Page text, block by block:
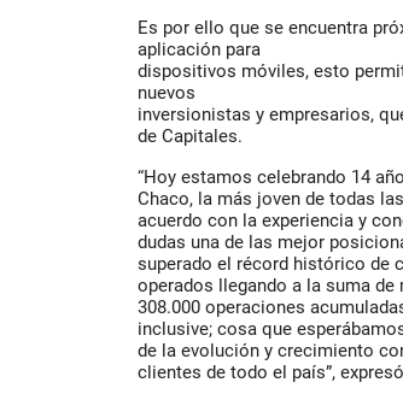
Es por ello que se encuentra
aplicación para
dispositivos móviles, esto
nuevos
inversionistas y empresarios,
de Capitales.
“Hoy estamos celebrando 14
Chaco, la más joven de todas
acuerdo con la experiencia y
dudas una de las mejor
superado el récord histórico de
operados llegando a la suma
308.000 operaciones
inclusive; cosa que
de la evolución y crecimiento
clientes de todo el país”,